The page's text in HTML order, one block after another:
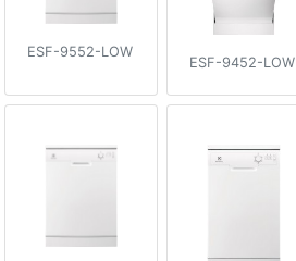
ESF-9552-LOW
ESF-9452-LOW